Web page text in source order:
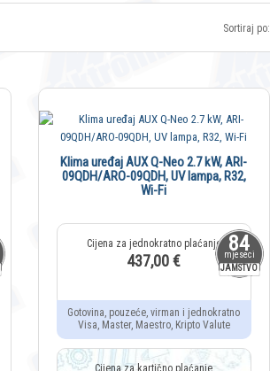
Sortiraj po:
84
mjeseci
JAMSTVO
Klima uređaj AUX Q-Neo 2.7 kW, ARI-
09QDH/ARO-09QDH, UV lampa, R32,
Wi-Fi
437,00 €
Gotovina, pouzeće, virman i jednokratno
Visa, Master, Maestro, Kripto Valute